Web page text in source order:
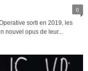
0
sorti en 2019, les
nouvel opus de leur...